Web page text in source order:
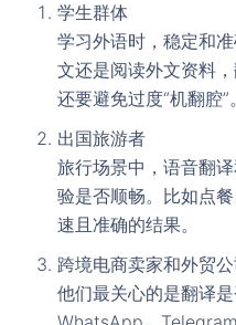
学生群体
学习外语时，稳定和
文还是阅读外文资料
还要避免过度“机翻腔”。
出国旅游者
旅行场景中，语音翻
验是否顺畅。比如点
速且准确的结果。
跨境电商卖家和外贸公
他们最关心的是翻译